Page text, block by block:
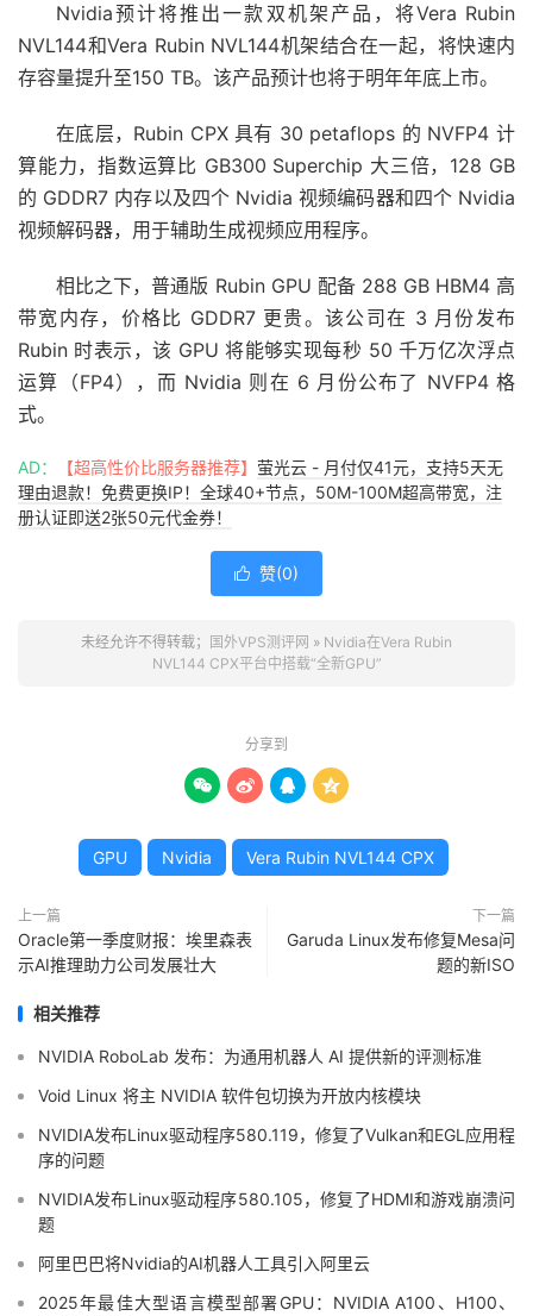
Nvidia预计将推出一款双机架产品，将Vera Rubin
NVL144和Vera Rubin NVL144机架结合在一起，将快速内
存容量提升至150 TB。该产品预计也将于明年年底上市。
在底层，Rubin CPX 具有 30 petaflops 的 NVFP4 计
算能力，指数运算比 GB300 Superchip 大三倍，128 GB
的 GDDR7 内存以及四个 Nvidia 视频编码器和四个 Nvidia
视频解码器，用于辅助生成视频应用程序。
相比之下，普通版 Rubin GPU 配备 288 GB HBM4 高
带宽内存，价格比 GDDR7 更贵。该公司在 3 月份发布
Rubin 时表示，该 GPU 将能够实现每秒 50 千万亿次浮点
运算（FP4），而 Nvidia 则在 6 月份公布了 NVFP4 格
式。
AD： 【超高性价比服务器推荐】 萤光云 - 月付仅41元，支持5天无
理由退款！免费更换IP！全球40+节点，50M-100M超高带宽，注
册认证即送2张50元代金券！
 赞(0)
未经允许不得转载； 国外VPS测评网 » Nvidia在Vera Rubin
NVL144 CPX平台中搭载“全新GPU”
分享到
   
GPU Nvidia Vera Rubin NVL144 CPX
上一篇
Oracle第一季度财报：埃里森表
示AI推理助力公司发展壮大
下一篇
Garuda Linux发布修复Mesa问
题的新ISO
相关推荐
NVIDIA RoboLab 发布：为通用机器人 AI 提供新的评测标准
Void Linux 将主 NVIDIA 软件包切换为开放内核模块
NVIDIA发布Linux驱动程序580.119，修复了Vulkan和EGL应用程
序的问题
NVIDIA发布Linux驱动程序580.105，修复了HDMI和游戏崩溃问
题
阿里巴巴将Nvidia的AI机器人工具引入阿里云
2025年最佳大型语言模型部署GPU：NVIDIA A100、H100、